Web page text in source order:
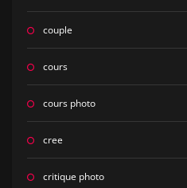
couple
cours
cours photo
cree
critique photo